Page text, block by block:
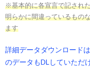
※基本的に各宣言で記され
明らかに間違っているもの
ます
詳細データダウンロード
のデータもDLしていただ